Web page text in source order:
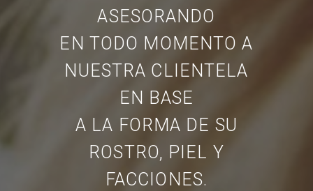
ASESORANDO
EN TODO MOMENTO A
NUESTRA CLIENTELA
EN BASE
A LA FORMA DE SU
ROSTRO, PIEL Y
FACCIONES.